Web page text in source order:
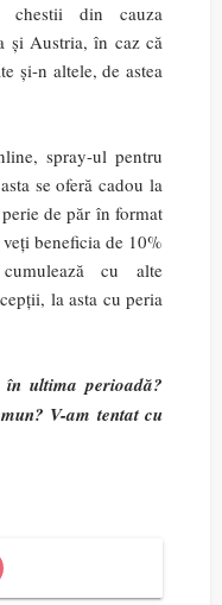
din cauza
și Austria, în caz că
și-n altele, de astea
spray-ul pentru
se oferă cadou la
de păr în format
veți beneficia de 10%
cu alte
la asta cu peria
ultima perioadă?
V-am tentat cu